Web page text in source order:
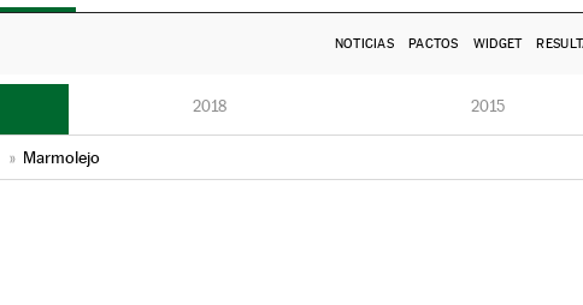
NOTICIAS PACTOS WIDGET
2018 2015
» Marmolejo